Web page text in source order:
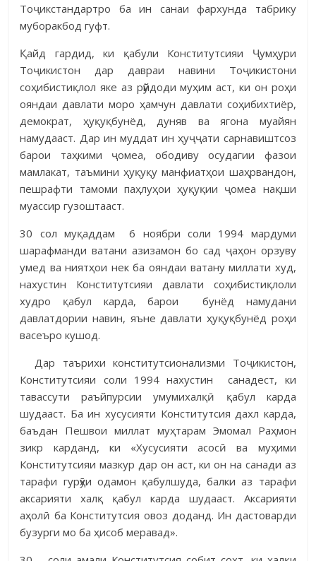
Тоҷикстандартро ба ин санаи фархунда табрику
муборакбод гуфт.
Қайд гардид, ки қабули Конститутсияи Ҷумҳури
Тоҷикистон дар давраи навини Тоҷикистони
соҳибистиқлол яке аз рӯйдоди муҳим аст, ки он роҳи
ояндаи давлати моро ҳамчун давлати соҳибихтиёр,
демократ, ҳуқуқбунёд, дуняв ва ягона муайян
намудааст. Дар ин муддат ин ҳуҷҷати сарнавиштсоз
барои таҳкими ҷомеа, ободиву осудагии фазои
мамлакат, таъмини ҳуқуқу манфиатҳои шаҳрвандон,
пешрафти тамоми паҳлуҳои ҳуқуқии ҷомеа нақши
муассир гузоштааст.
30 сол муқаддам 6 ноябри соли 1994 мардуми
шарафманди ватани азизамон бо сад ҷаҳон орзуву
умед ва ниятҳои нек ба ояндаи ватану миллати худ,
нахустин Конститутсияи давлати соҳибистиқлоли
худро қабул карда, барои бунёд намудани
давлатдории навин, яъне давлати ҳуқуқбунёд роҳи
васеъро кушод.
Дар таърихи конститутсионализми Тоҷикистон,
Конститутсияи соли 1994 нахустин санадест, ки
тавассути раъйпурсии умумихалқӣ қабул карда
шудааст. Ба ин хусусияти Конститутсия дахл карда,
баъдан Пешвои миллат муҳтарам Эмомал Раҳмон
зикр карданд, ки «Хусусияти асосӣ ва муҳими
Конститутсияи мазкур дар он аст, ки он на санади аз
тарафи гурӯҳи одамон қабулшуда, балки аз тарафи
аксарияти халқ қабул карда шудааст. Аксарияти
аҳолӣ ба Конститутсия овоз доданд. Ин дастоварди
бузурги мо ба ҳисоб меравад».